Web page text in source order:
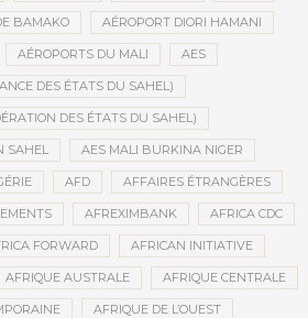
BAMAKO AÉROPORT DIORI HAMANI
AÉROPORTS DU MALI AES
DES ÉTATS DU SAHEL)
DES ÉTATS DU SAHEL)
SAHEL AES MALI BURKINA NIGER
AFD AFFAIRES ÉTRANGÈRES
AFREXIMBANK AFRICA CDC
FORWARD AFRICAN INITIATIVE
AFRIQUE AUSTRALE AFRIQUE CENTRALE
AFRIQUE DE L’OUEST